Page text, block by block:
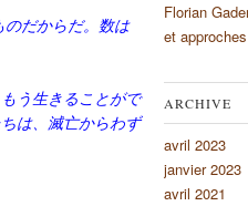
だからだ。数は
う生きることがで
は、滅亡からわず
Florian
et approches
ARCHIVE
avril 2023
janvier 2023
avril 2021